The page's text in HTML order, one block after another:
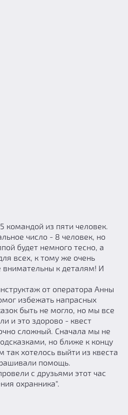
командой из пяти человек.
число - 8 человек, но
будет немного тесно, а
всех, к тому же очень
внимательны к деталям! И
от оператора Анны
избежать напрасных
быть не могло, но мы все
и это здорово - квест
сложный. Сначала мы не
но ближе к концу
так хотелось выйти из квеста
помощь.
с друзьями этот час
охранника".